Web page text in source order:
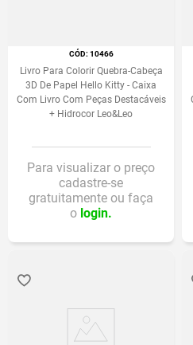
:10466
Livro Para Colorir Quebra-Cabeça
3D De Papel Hello Kitty - Caixa
Com Livro Com Peças Destacáveis
+ Hidrocor Leo&Leo
Para visualizar o preço
cadastre-se
gratuitamente ou faça
o login.